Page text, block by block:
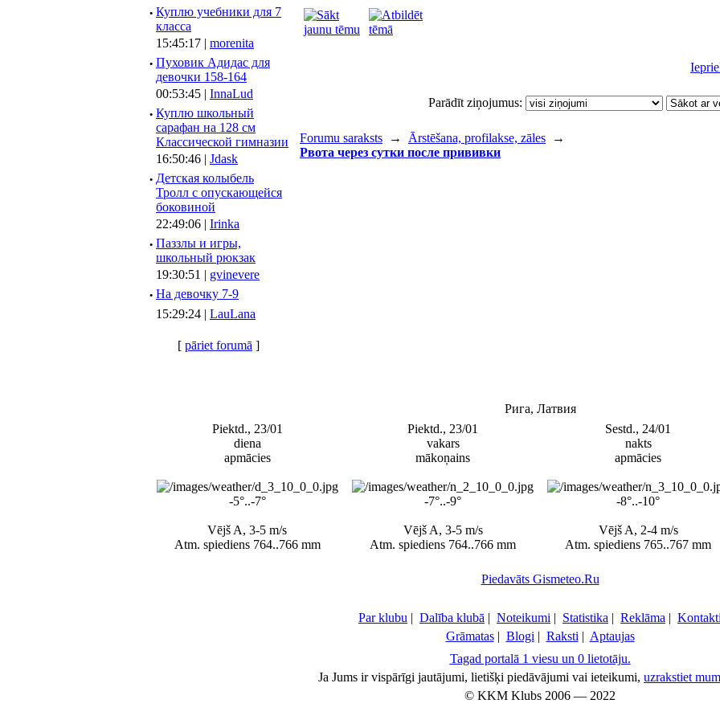
· Куплю учебники для 7
класса
15:45:17 | morenita
· Пуховик Адидас для
девочки 158-164
00:53:45 | InnaLud
· Куплю школьный
сарафан на 128 см
Классической гимназии
16:50:46 | Jdask
· Детская колыбель
Тролл с опускающейся
боковиной
22:49:06 | Irinka
· Паззлы и игры,
школьный рюкзак
19:30:51 | gvinevere
· Hа девочку 7-9
15:29:24 | LauLana
[ pāriet forumā ]
Parādīt ziņojumus:
Forumu saraksts → Ārstēšana, profilakse, zāles →
Рвота через сутки после прививки
Рига, Латвия
Piektd., 23/01
diena
apmācies
-5°..-7°
Vējš A, 3-5 m/s
Atm. spiediens 764..766 mm
Piektd., 23/01
vakars
mākoņains
-7°..-9°
Vējš A, 3-5 m/s
Atm. spiediens 764..766 mm
Sestd., 24/01
nakts
apmācies
-8°..-10°
Vējš A, 2-4 m/s
Atm. spiediens 765..767 mm
Piedavāts Gismeteo.Ru
Par klubu | Dalība klubā | Noteikumi | Statistika | Reklāma | Kontakti
Grāmatas| Blogi | Raksti | Aptaujas
Tagad portalā 1 viesu un 0 lietotāju.
Ja Jums ir vispārīgi jautājumi, lietišķi piedāvājumi vai ieteikumi, uzrakstiet
© KKM Klubs 2006 — 2022